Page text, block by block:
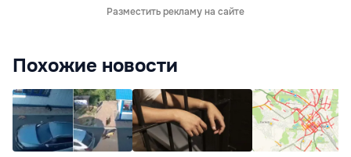
Разместить рекламу на сайте
Похожие новости